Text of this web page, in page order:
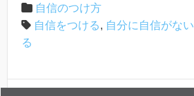
自信のつけ方
自信をつける, 自分に自信がない
る